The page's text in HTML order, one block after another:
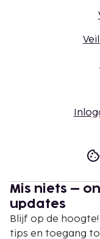
Mis niets –
updates
Blijf op de
tips en toegang